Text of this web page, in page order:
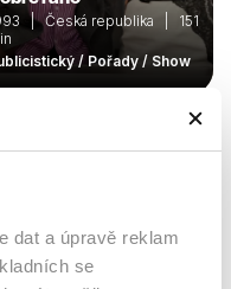
dat a úpravě reklam
se
| Česká republika | 151
/ Pořady / Show
jde odkudkoliv
zařízeních.